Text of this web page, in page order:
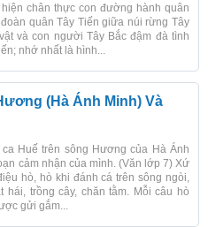
chân thực con đường hành quân
quân Tây Tiến giữa núi rừng Tây
và con người Tây Bắc đậm đà tình
nhớ nhất là hình...
(Hà Ánh Minh) Và
Huế trên sông Hương của Hà Ánh
cảm nhận của mình. (Văn lớp 7) Xứ
hò, hò khi đánh cá trên sông ngòi,
hái, trồng cây, chăn tằm. Mỗi câu hò
gửi gắm...